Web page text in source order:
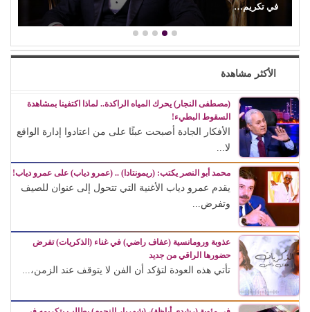
في تكريم…
الأكثر مشاهدة
(مصطفى النجار) يحرك المياه الراكدة.. لماذا اكتفينا بمشاهدة
السقوط البطيء!
الأفكار الجادة أصبحت عبئًا على من اعتادوا إدارة الواقع
لا...
محمد أبو النصر يكتب: (ريمونتادا) .. (عمرو دياب) على عمرو دياب!
يقدم عمرو دياب الأغنية التي تتحول إلى عنوان للصيف
وتفرض...
عذوبة ورومانسية (عفاف راضي) في غناء (الذكريات) تفرض
حضورها الراقي من جديد
تأتي هذه العودة لتؤكد أن الفن لا يتوقف عند الزمن،...